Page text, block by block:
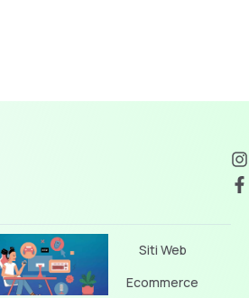
Siti Web
Ecommerce